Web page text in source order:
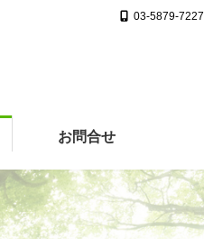
03-5879-7227
お問合せ